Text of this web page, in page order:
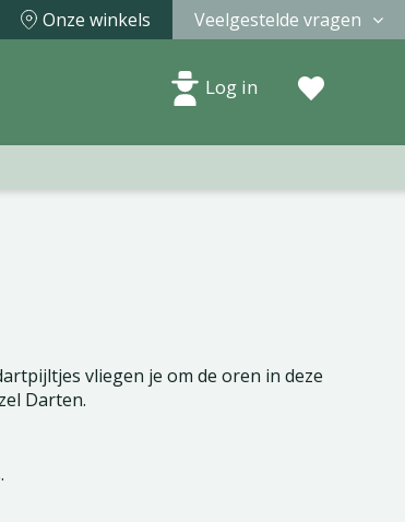
Onze winkels Veelgestelde vragen
Log in
vliegen je om de oren in deze
Darten.